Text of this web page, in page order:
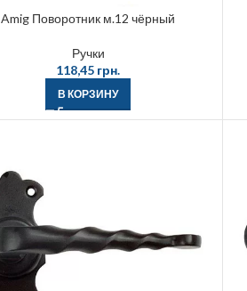
Amig Поворотник м.12 чёрный
Ручки
118,45 грн.
В КОРЗИНУ